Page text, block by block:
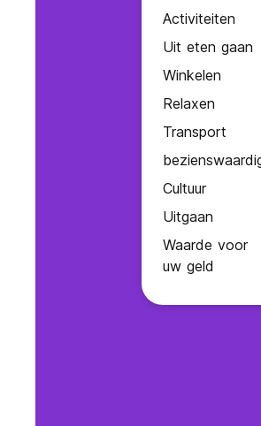
Activiteiten
Uit eten gaan
Winkelen
Relaxen
Transport
Cultuur
Uitgaan
Waarde voor
uw geld